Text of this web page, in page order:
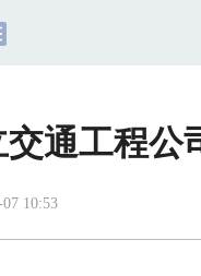
通工程公
10:53